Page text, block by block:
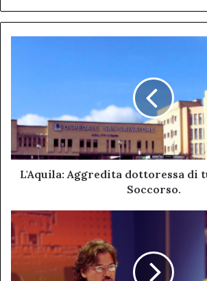
Pronto
Soccorso.
L'Aquila: Aggredita dottoressa di
Soccorso.
Pietrucci
Avellani:
“Persi
7